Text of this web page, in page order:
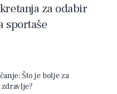
za odabir
sportaše
Što je bolje za